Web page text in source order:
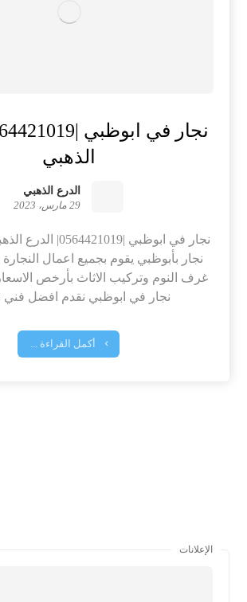
الذهبي
الدرع الذهبي
29 مارس، 2023
نجار في ابوظبي
نجار بأبوظبي يقوم بجميع اعمال
غرف النوم وتركيب الاثاث بأرخص
نجار في ابوظبي نقدم افضل فني
أكمل القراءة ...
الإعلانات